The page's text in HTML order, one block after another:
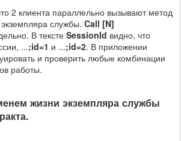
2 клиента параллельно вызывают метод
службы. Call [N]
В тексте SessionId видно, что
...;id=1 и ...;id=2. В приложении
и проверить любые комбинации
работы.
жизни экземпляра службы